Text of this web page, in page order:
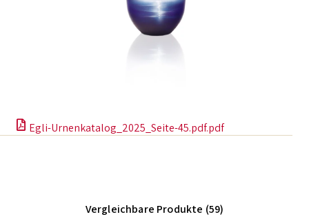
Egli-Urnenkatalog_2025_Seite-45.pdf.pdf
Vergleichbare Produkte (59)